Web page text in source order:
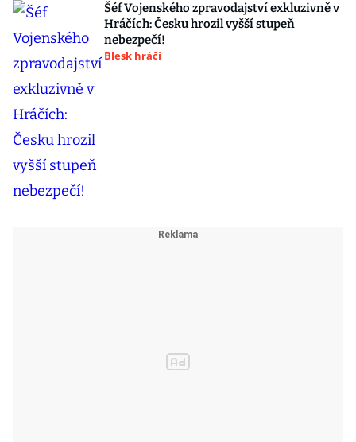
Šéf Vojenského zpravodajství exkluzivně v
Hráčích: Česku hrozil vyšší stupeň
nebezpečí!
Blesk hráči